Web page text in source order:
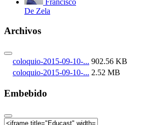
Francisco
De Zela
Archivos
coloquio-2015-09-10-... 902.56 KB
coloquio-2015-09-10-... 2.52 MB
Embebido